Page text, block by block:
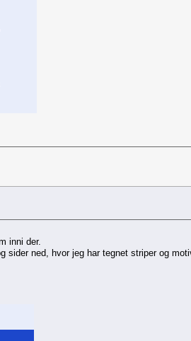
inni der.
ned, hvor jeg har tegnet striper og